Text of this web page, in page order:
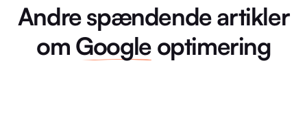
Andre spændende artikler
om Googleoptimering